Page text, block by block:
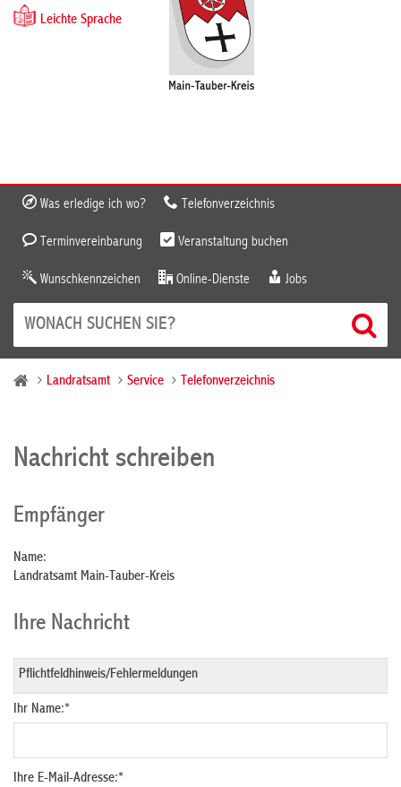
Leichte Sprache
Was erledige ich wo? Telefonverzeichnis
Terminvereinbarung Veranstaltung buchen
Wunschkennzeichen Online-Dienste Jobs
Landratsamt Service Telefonverzeichnis
Nachricht schreiben
Empfänger
Name:
Landratsamt Main-Tauber-Kreis
Ihre Nachricht
Ihr Name:*
Ihre E-Mail-Adresse:*